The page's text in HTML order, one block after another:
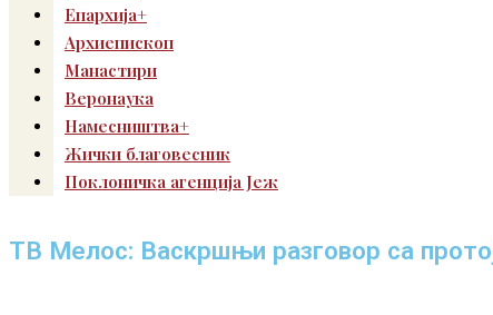
Епархија+
Архиепископ
Манастири
Веронаука
Намесништва+
Жички благовесник
Поклоничка агенција Јеж
ТВ Мелос: Васкршњи разговор са